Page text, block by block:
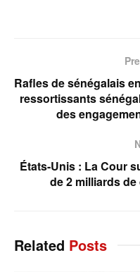
Rafles de sénégalais
ressortissants
des
États-Unis : La Cour
de 2 milliards
Related Posts